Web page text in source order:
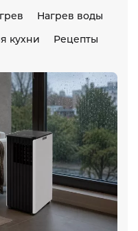
Нагрев воды
кухни Рецепты